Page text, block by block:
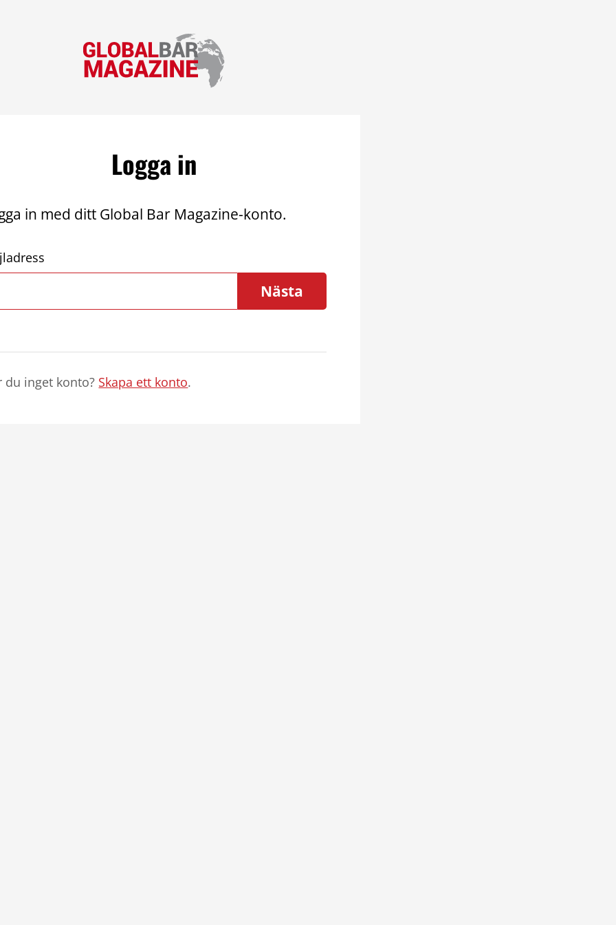
Logga in
in med ditt Global Bar Magazine-konto.
Nästa
du inget konto? Skapa ett konto.